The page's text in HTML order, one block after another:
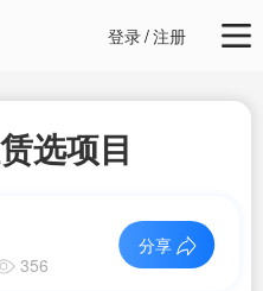
登录/注册
选项目
356
分享